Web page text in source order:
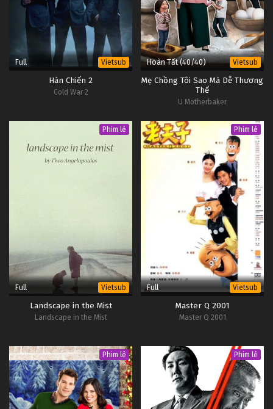
Full Vietsub
Hàn Chiến 2
Cold War 2
Hoàn Tất (40/40) Vietsub
Mẹ Chồng Tôi Sao Mà Dễ Thương
Thế
U Motherbaker
Phim lẻ
Full Vietsub
Landscape in the Mist
Landscape in the Mist
Phim lẻ
Full Vietsub
Master Q 2001
Master Q 2001
Phim lẻ Phim lẻ